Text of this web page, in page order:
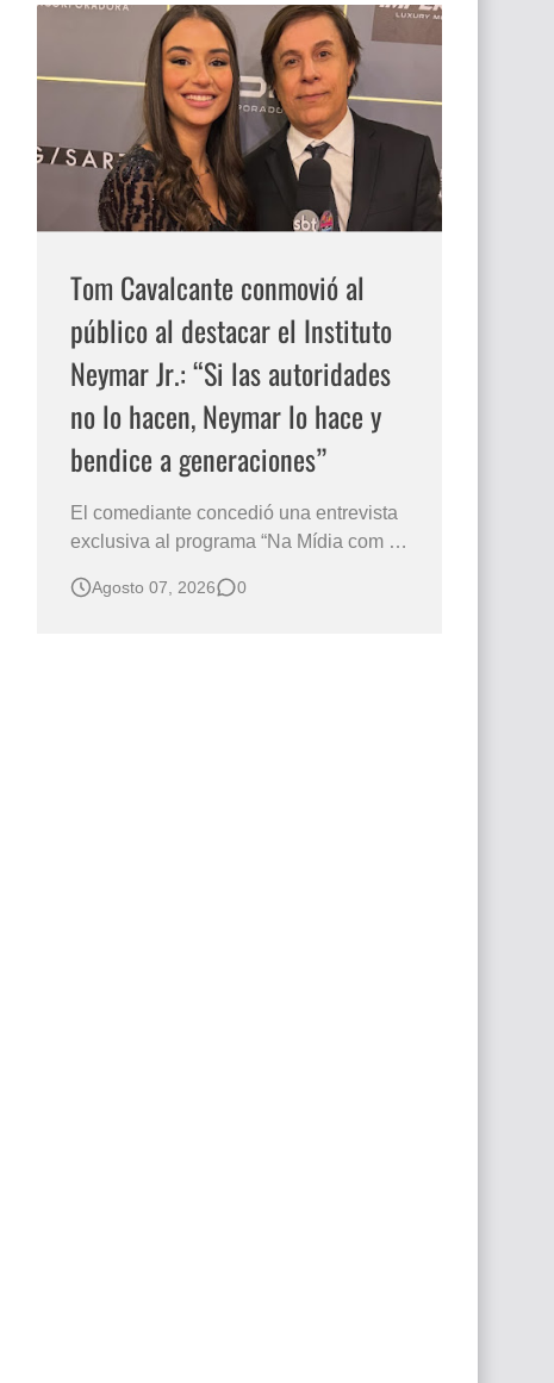
Tom Cavalcante conmovió al
público al destacar el Instituto
Neymar Jr.: “Si las autoridades
no lo hacen, Neymar lo hace y
bendice a generaciones”
El comediante concedió una entrevista
exclusiva al programa “Na Mídia com a
Subasta del Instituto Neymar Jr., uno de
Agosto 07, 2026 0